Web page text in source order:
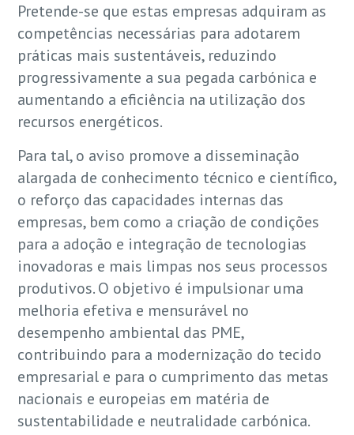
Pretende-se que estas empresas adquiram as
competências necessárias para adotarem
práticas mais sustentáveis, reduzindo
progressivamente a sua pegada carbónica e
aumentando a eficiência na utilização dos
recursos energéticos.
Para tal, o aviso promove a disseminação
alargada de conhecimento técnico e científico,
o reforço das capacidades internas das
empresas, bem como a criação de condições
para a adoção e integração de tecnologias
inovadoras e mais limpas nos seus processos
produtivos. O objetivo é impulsionar uma
melhoria efetiva e mensurável no
desempenho ambiental das PME,
contribuindo para a modernização do tecido
empresarial e para o cumprimento das metas
nacionais e europeias em matéria de
sustentabilidade e neutralidade carbónica.